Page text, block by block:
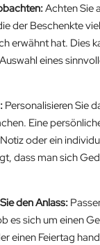
Achten Sie
der Beschenkte
erwähnt hat. Dies
eines
Personalisieren Sie
Eine
oder ein
dass man sich
den Anlass:
es sich um einen
einen Feiertag